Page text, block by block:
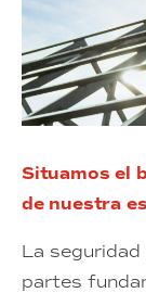
Situamos el
de nuestra
La seguridad
partes